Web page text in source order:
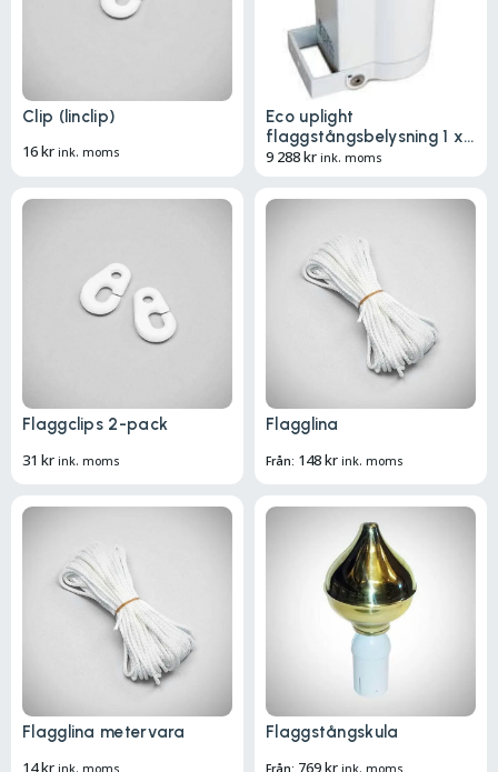
Clip (linclip)
16kr ink. moms
Eco uplight
flaggstångsbelysning 1 x
19w
9 288kr ink. moms
Flaggclips 2-pack
31 kr ink. moms
Flagglina
Från: 148kr ink. moms
Flagglina metervara
14kr ink. moms
Flaggstångskula
Från: 769kr ink. moms